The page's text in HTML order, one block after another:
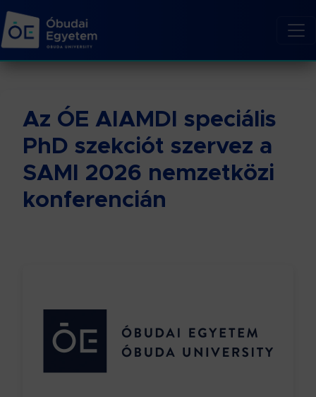
Az ÓE AIAMDI speciális
PhD szekciót szervez a
SAMI 2026 nemzetközi
konferencián